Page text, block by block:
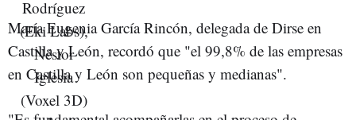
María Eugenia García Rincón, delegada de Dirse en
Castilla y León, recordó que "el 99,8% de las empresas
en Castilla y León son pequeñas y medianas".